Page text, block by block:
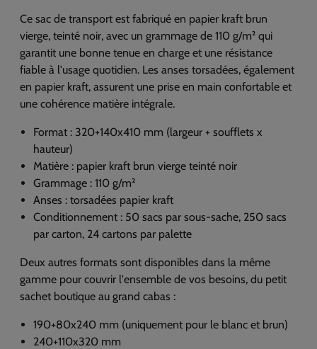
Ce sac de transport est fabriqué en papier kraft brun
vierge, teinté noir, avec un grammage de 110 g/m² qui
garantit une bonne tenue en charge et une résistance
fiable à l'usage quotidien. Les anses torsadées, également
en papier kraft, assurent une prise en main confortable et
une cohérence matière intégrale.
Format : 320+140x410 mm (largeur + soufflets x
hauteur)
Matière : papier kraft brun vierge teinté noir
Grammage : 110 g/m²
Anses : torsadées papier kraft
Conditionnement : 50 sacs par sous-sache, 250 sacs
par carton, 24 cartons par palette
Deux autres formats sont disponibles dans la même
gamme pour couvrir l'ensemble de vos besoins, du petit
sachet boutique au grand cabas :
190+80x240 mm (uniquement pour le blanc et brun)
240+110x320 mm